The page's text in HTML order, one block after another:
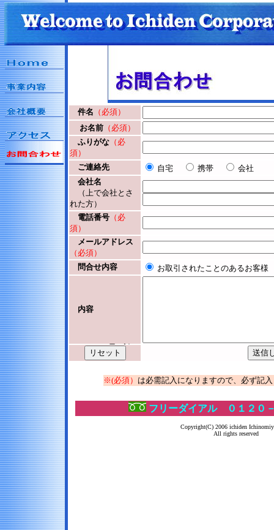
件名 （必須）
お名前 （必須）
ふりがな （必
須）
ご連絡先
自宅 携帯
会社
会社名
（上で会社とさ
れた方）
電話番号 （必
須）
メールアドレス
（必須）
問合せ内容
お取引されたことのあるお客
内容
※(必須） は必需記入になりますので、必ず記
フリーダイアル ０１２０
Copyright(C) 2006 ichiden
All rights reserved